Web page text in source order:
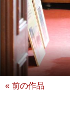
« 前の作品